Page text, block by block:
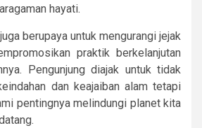
hayati.
berupaya untuk mengurangi jejak
praktik berkelanjutan
Pengunjung diajak untuk tidak
dan keajaiban alam tetapi
pentingnya melindungi planet kita